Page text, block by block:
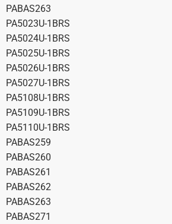
PABAS263
PA5023U-1BRS
PA5024U-1BRS
PA5025U-1BRS
PA5026U-1BRS
PA5027U-1BRS
PA5108U-1BRS
PA5109U-1BRS
PA5110U-1BRS
PABAS259
PABAS260
PABAS261
PABAS262
PABAS263
PABAS271